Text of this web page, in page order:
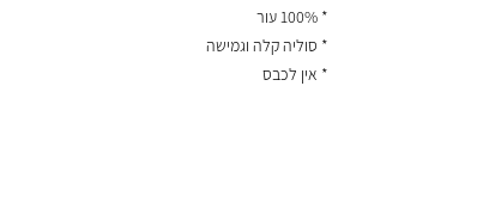
* 100% עור
* סוליה קלה וגמישה
* אין לכבס